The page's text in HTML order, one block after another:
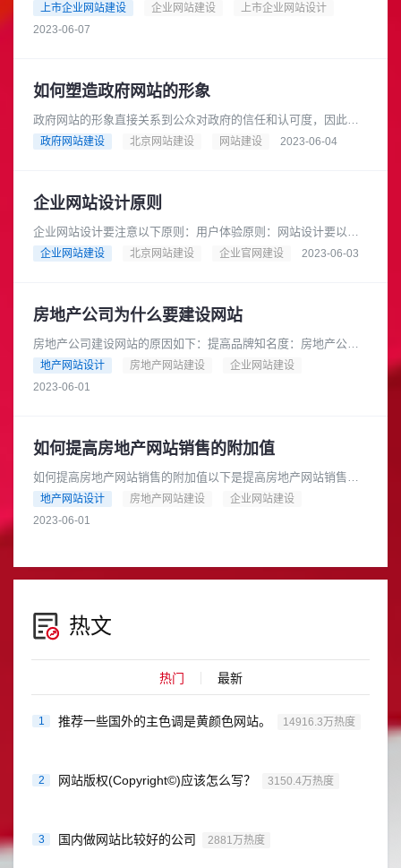
站应该设计清晰的结构，便于用户快速找到所需信息。可以采用
导航栏、面包屑导航等方式......
上市企业网站建设 企业网站建设
上市企业网站设计
2023-06-07
如何塑造政府网站的形象
政府网站的形象直接关系到公众对政府的信任和认可度，因此塑
造政府网站的形象非常重要。以下是几个建议：1. 网站设计：政
政府网站建设 北京网站建设 网站建设 2023-06-04
企业网站设计原则
企业网站设计要注意以下原则：用户体验原则：网站设计要以用
户为中心，注重用户体验，提供易用性和可访问性，让用户能够
企业网站建设 北京网站建设 企业官网建设 2023-06-03
房地产公司为什么要建设网站
房地产公司建设网站的原因如下：提高品牌知名度：房地产公司
可以通过网站宣传自己的品牌形象和特点，提高品牌知名度，增
加曝光率。增加销售渠道：房地......
地产网站设计 房地产网站建设
企业网站建设
2023-06-01
如何提高房地产网站销售的附加值
如何提高房地产网站销售的附加值以下是提高房地产网站销售的
附加值的几个方法：提供专业的房产知识：网站可以提供一些专
业的房产知识，比如税收政策、......
地产网站设计 房地产网站建设
企业网站建设
2023-06-01
热文
热门 最新
1 推荐一些国外的主色调是黄颜色网站。 14916.3万热度
2 网站版权(Copyright©)应该怎么写？ 3150.4万热度
3 国内做网站比较好的公司 2881万热度